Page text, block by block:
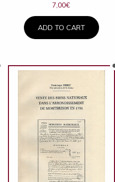
7,00€
ADD TO CART